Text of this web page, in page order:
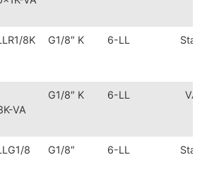
8K G1/8″ K 6-LL Stahl
VA
G1/8″ K 6-LL VA
8 G1/8″ 6-LL Stahl